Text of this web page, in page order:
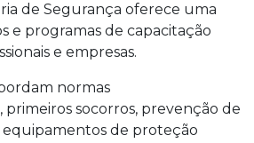
de Segurança oferece uma
e programas de capacitação
e empresas.
normas
socorros, prevenção de
equipamentos de proteção